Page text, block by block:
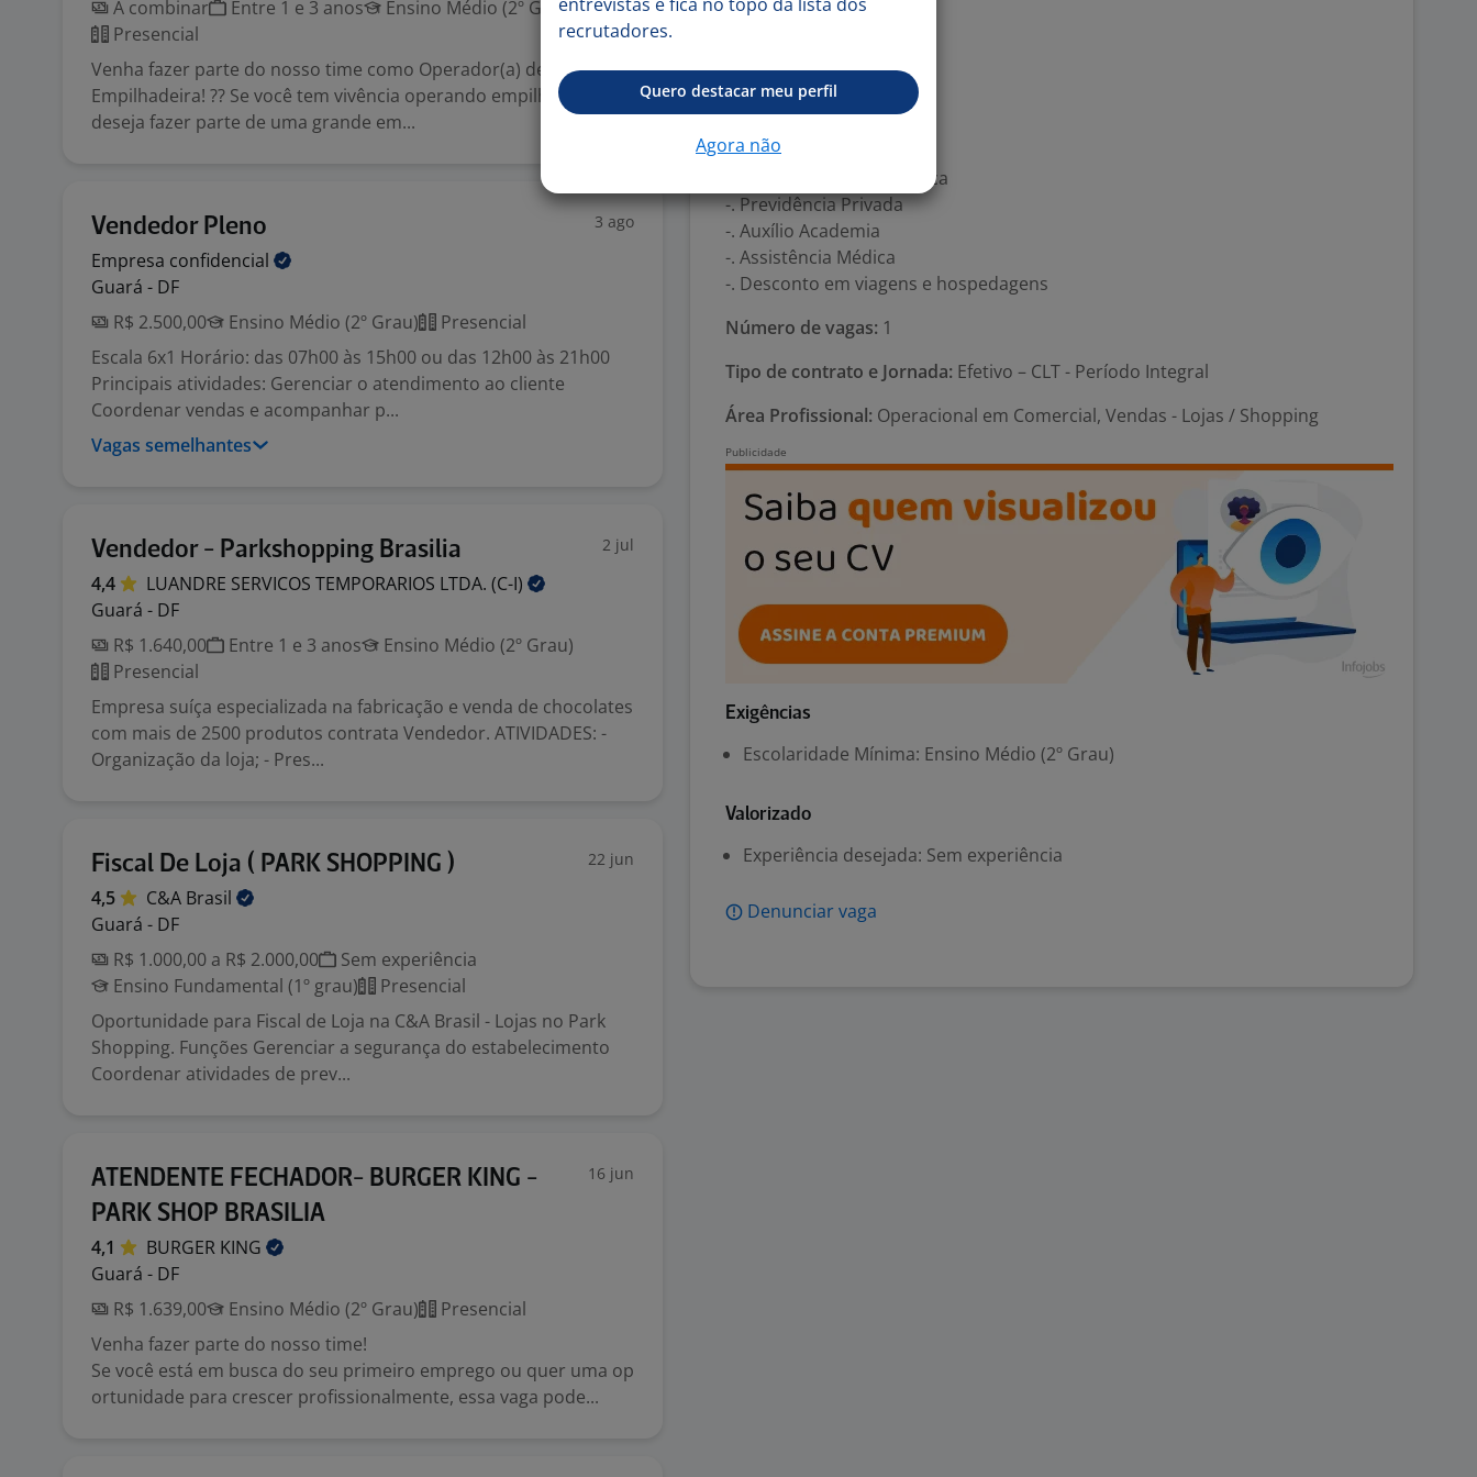
A combinar
Entre 1 e 3 anos
Ensino Médio (2º Grau)
Presencial
Venha fazer parte do nosso time como Operador(a) de
Empilhadeira! ?? Se você tem vivência operando empilhadeiras e
deseja fazer parte de uma grande em...
Vendedor Pleno 3 ago
Empresa confidencial
Guará - DF
R$ 2.500,00
Ensino Médio (2º Grau)
Presencial
Escala 6x1 Horário: das 07h00 às 15h00 ou das 12h00 às 21h00
Principais atividades: Gerenciar o atendimento ao cliente
Coordenar vendas e acompanhar p...
Vagas semelhantes
Vendedor - Parkshopping Brasilia 2 jul
4,4 LUANDRE SERVICOS TEMPORARIOS LTDA. (C-I)
Guará - DF
R$ 1.640,00
Entre 1 e 3 anos
Ensino Médio (2º Grau)
Presencial
Empresa suíça especializada na fabricação e venda de chocolates
com mais de 2500 produtos contrata Vendedor. ATIVIDADES: -
Organização da loja; - Pres...
Fiscal De Loja ( PARK SHOPPING ) 22 jun
4,5 C&A Brasil
Guará - DF
R$ 1.000,00 a R$ 2.000,00
Sem experiência
Ensino Fundamental (1º grau)
Presencial
Oportunidade para Fiscal de Loja na C&A Brasil - Lojas no Park
Shopping. Funções Gerenciar a segurança do estabelecimento
Coordenar atividades de prev...
ATENDENTE FECHADOR- BURGER KING -
PARK SHOP BRASILIA
16 jun
4,1 BURGER KING
Guará - DF
R$ 1.639,00
Ensino Médio (2º Grau)
Presencial
Venha fazer parte do nosso time!
Se você está em busca do seu primeiro emprego ou quer uma op
ortunidade para crescer profissionalmente, essa vaga pode...
Benefícios:
-. Dayoff
-. Vale Transporte
-. Desconto em Produtos
-. Assistência Odontológica
-. Previdência Privada
-. Auxílio Academia
-. Assistência Médica
-. Desconto em viagens e hospedagens
Número de vagas: 1
Tipo de contrato e Jornada: Efetivo – CLT - Período Integral
Área Profissional: Operacional em Comercial, Vendas - Lojas / Shopping
Exigências
Escolaridade Mínima: Ensino Médio (2º Grau)
Valorizado
Experiência desejada: Sem experiência
Denunciar vaga
recrutadores.
Quero destacar meu perfil
Agora não